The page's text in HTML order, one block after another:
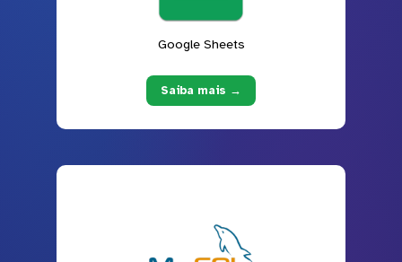
Google Sheets
Saiba mais →